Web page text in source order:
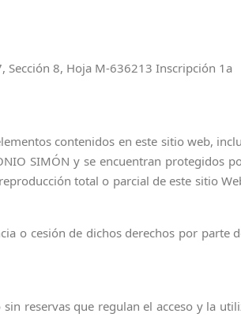
Sección 8, Hoja M-636213 Inscripción 1a
contenidos en este sitio web,
SIMÓN y se encuentran protegidos
total o parcial de este sitio
o cesión de dichos derechos por parte
reservas que regulan el acceso y la